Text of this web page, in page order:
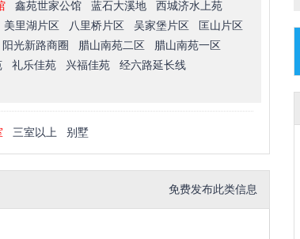
鑫苑世家公馆 蓝石大溪地
西城济水上苑
美里湖片区 八里桥片区 吴家堡片区
匡山片区
阳光新路商圈 腊山南苑二区
腊山南苑一区
礼乐佳苑 兴福佳苑
经六路延长线
三室以上 别墅
免费发布此类信息